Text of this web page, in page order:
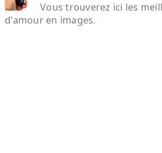
Vous trouverez ici les
d'amour en images.